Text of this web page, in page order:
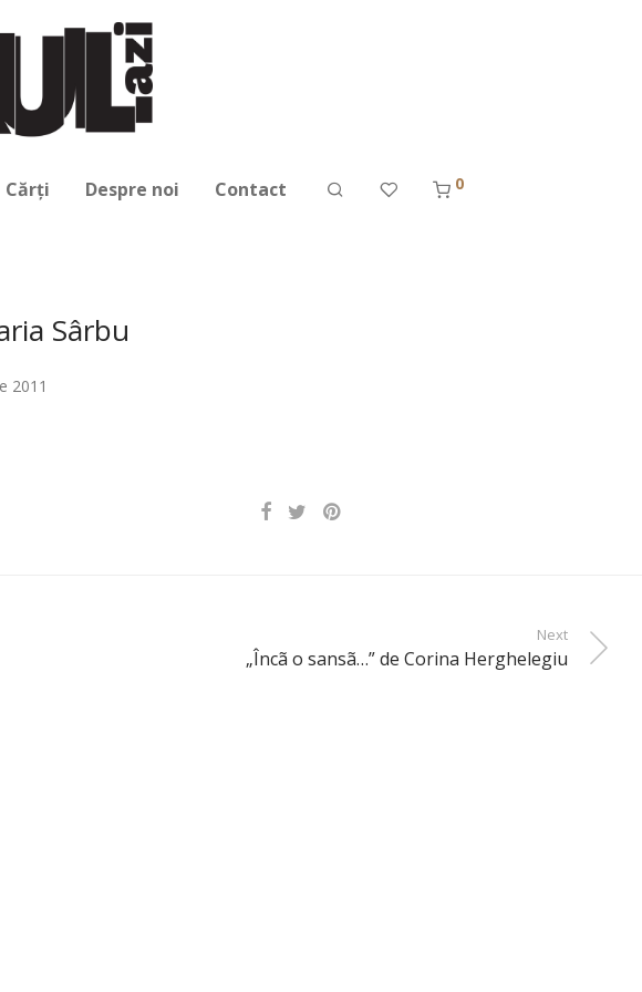
Cărți Despre noi Contact 0
Sârbu
2011
Next
„Încã o sansã…” de Corina Herghelegiu